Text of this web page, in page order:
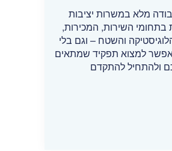
מלא במשרות יציבות
בתחומי השירות, המכירות,
והשטח – וגם בלי
אפשר למצוא תפקיד שמתאים
ולהתחיל להתקדם